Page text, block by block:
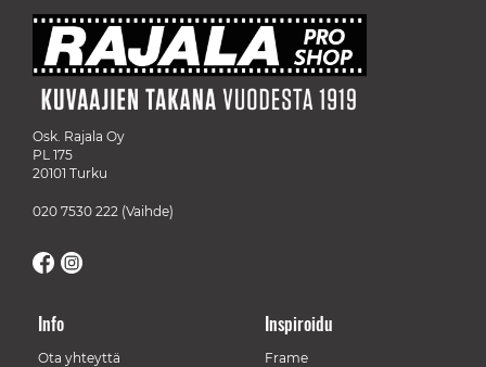
Osk. Rajala Oy
PL 175
20101 Turku
020 7530 222 (Vaihde)
Info
Ota yhteyttä
Inspiroidu
Frame